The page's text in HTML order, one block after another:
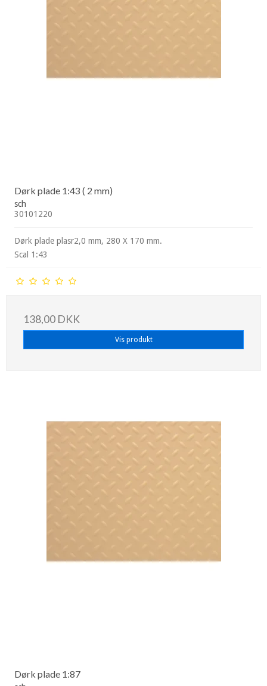
Dørk plade 1:43 ( 2 mm)
sch
30101220
Dørk plade plasr2,0 mm, 280 X 170 mm.
Scal 1:43
138,00 DKK
Vis produkt
Dørk plade 1:87